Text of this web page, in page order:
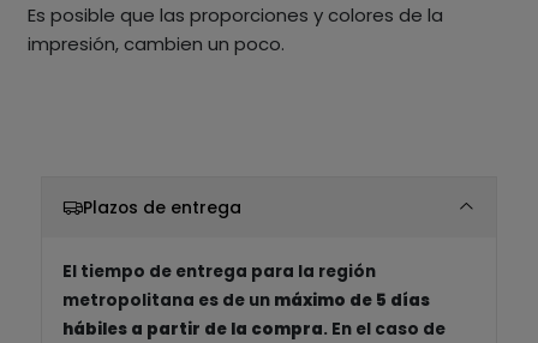
Es posible que las proporciones y colores de la
impresión, cambien un poco.
Plazos de entrega
El tiempo de entrega para la región
metropolitana es de un máximo de 5 días
hábiles a partir de la compra. En el caso de